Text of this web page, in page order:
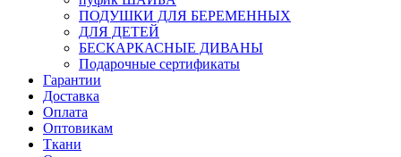
ПОДУШКИ ДЛЯ БЕРЕМЕННЫХ
ДЛЯ ДЕТЕЙ
БЕСКАРКАСНЫЕ ДИВАНЫ
Подарочные сертификаты
Гарантии
Доставка
Оплата
Оптовикам
Ткани